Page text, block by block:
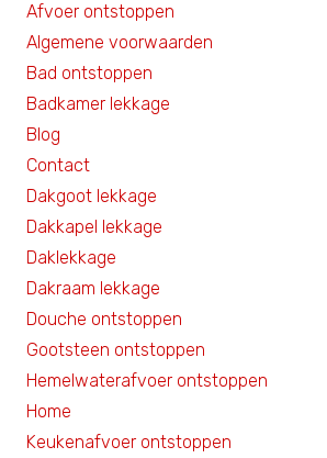
Afvoer ontstoppen
Algemene voorwaarden
Bad ontstoppen
Badkamer lekkage
Blog
Contact
Dakgoot lekkage
Dakkapel lekkage
Daklekkage
Dakraam lekkage
Douche ontstoppen
Gootsteen ontstoppen
Hemelwaterafvoer ontstoppen
Home
Keukenafvoer ontstoppen